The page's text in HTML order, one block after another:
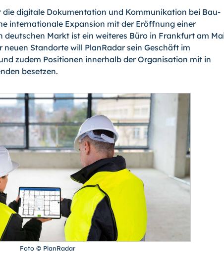
die digitale Dokumentation und Kommunikation bei Bau-
internationale Expansion mit der Eröffnung einer
deutschen Markt ist ein weiteres Büro in Frankfurt am
Standorte will PlanRadar sein Geschäft im
zudem Positionen innerhalb der Organisation mit in
besetzen.
Foto © PlanRadar